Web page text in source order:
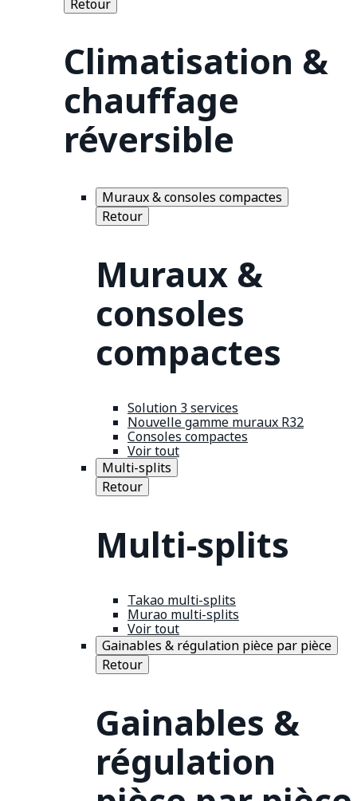
Retour
Climatisation &
chauffage
réversible
Muraux & consoles compactes
Retour
Muraux &
consoles
compactes
Solution 3 services
Nouvelle gamme muraux R32
Consoles compactes
Voir tout
Multi-splits
Retour
Multi-splits
Takao multi-splits
Murao multi-splits
Voir tout
Gainables & régulation pièce par pièce
Retour
Gainables &
régulation